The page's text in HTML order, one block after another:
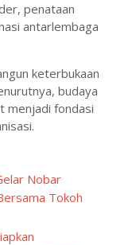
penataan
antarlembaga
keterbukaan
budaya
menjadi fondasi
Nobar
Tokoh